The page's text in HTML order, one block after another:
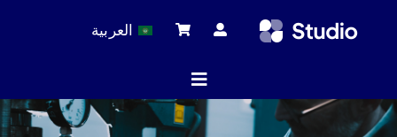
العربية
Toggle
Navigation